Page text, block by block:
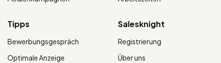
Tipps
Bewerbungsgespräch
Optimale Anzeige
Salesknight
Registrierung
Über uns